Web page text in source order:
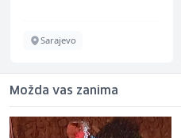
Sarajevo
Možda vas zanima